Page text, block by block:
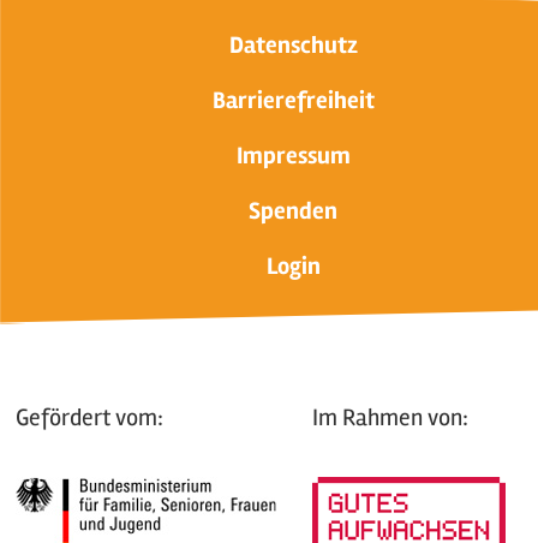
Datenschutz
Barrierefreiheit
Impressum
Spenden
Login
Gefördert vom: Im Rahmen von: